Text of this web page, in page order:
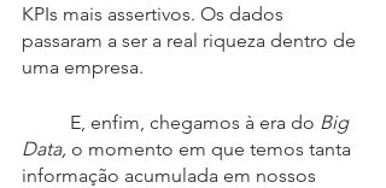
KPIs mais assertivos. Os dados
passaram a ser a real riqueza dentro de
uma empresa.
	E, enfim, chegamos à era do
Big
Data, o momento em que temos tanta
informação acumulada em nossos